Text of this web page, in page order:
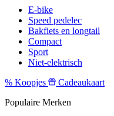
E-bike
Speed pedelec
Bakfiets en longtail
Compact
Sport
Niet-elektrisch
% Koopjes
Cadeaukaart
Populaire Merken